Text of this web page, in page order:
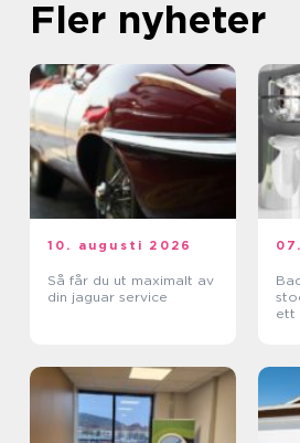
Fler nyheter
10. augusti 2026
Så får du ut maximalt av
din jaguar service
ett